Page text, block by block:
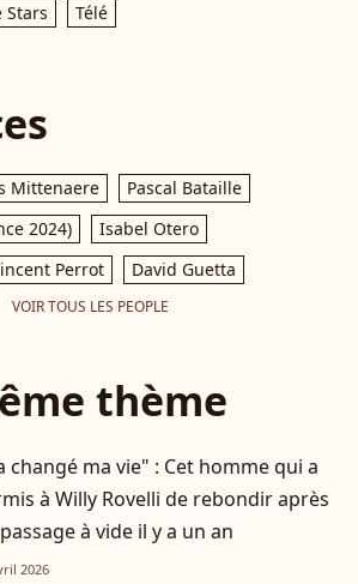
Stars Télé
Mittenaere
Pascal Bataille
2024)
Isabel Otero
Perrot David Guetta
VOIR TOUS LES PEOPLE
thème
changé ma vie" : Cet homme qui a
à Willy Rovelli de rebondir après
à vide il y a un an
2026